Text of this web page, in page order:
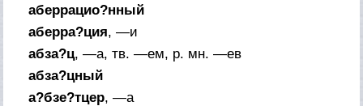
аберрацио?нный
аберра?ция, —и
абза?ц, —а,тв. —ем, р. мн. —ев
абза?цный
а?бзе?тцер, —а